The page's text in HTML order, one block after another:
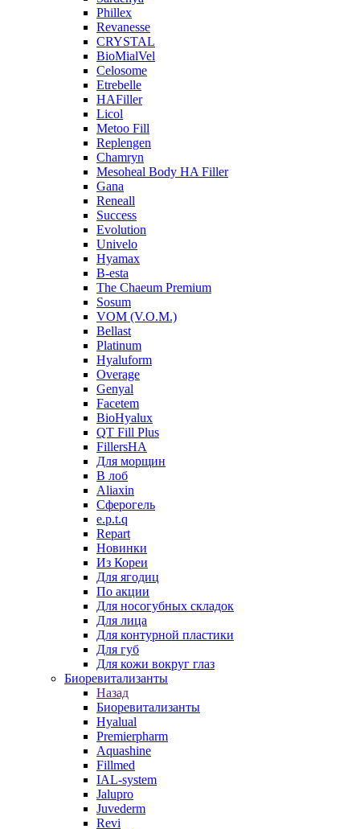
Phillex
Revanesse
CRYSTAL
BioMialVel
Celosome
Etrebelle
HAFiller
Licol
Metoo Fill
Replengen
Chamryn
Mesoheal Body HA Filler
Gana
Reneall
Success
Evolution
Univelo
Hyamax
B-esta
The Chaeum Premium
Sosum
VOM (V.O.M.)
Bellast
Platinum
Hyaluform
Overage
Genyal
Facetem
BioHyalux
QT Fill Plus
FillersHA
Для морщин
В лоб
Aliaxin
Сферогель
e.p.t.q
Repart
Новинки
Из Кореи
Для ягодиц
По акции
Для носогубных складок
Для лица
Для контурной пластики
Для губ
Для кожи вокруг глаз
Биоревитализанты
Назад
Биоревитализанты
Hyalual
Premierpharm
Aquashine
Fillmed
IAL-system
Jalupro
Juvederm
Revi